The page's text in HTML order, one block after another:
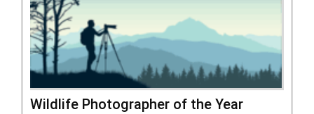
Wildlife Photographer of the Year